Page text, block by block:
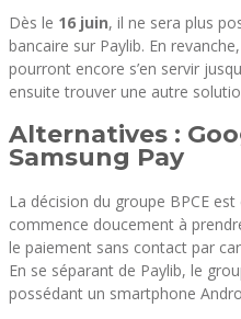
Dès le 16 juin, il ne sera plus
bancaire sur Paylib. En
pourront encore s’en servir
ensuite trouver une autre
Alternatives :
Samsung Pay
La décision du groupe BPCE
commence doucement à
le paiement sans contact par
En se séparant de Paylib, le
possédant un smartphone